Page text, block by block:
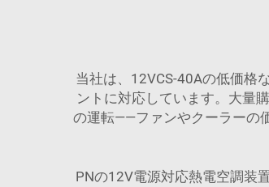
当社は、12VCS-40Aの低価格
ントに対応しています。大量
の運転——ファンやクーラーの
PNの12V電源対応熱電空調装